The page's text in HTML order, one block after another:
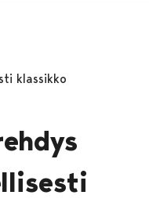
klassikko